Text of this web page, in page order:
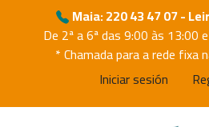
Maia: 220 43 47 07 -
De 2ª a 6ª das 9:00 às 13:00
* Chamada para a rede fixa
Iniciar sesión